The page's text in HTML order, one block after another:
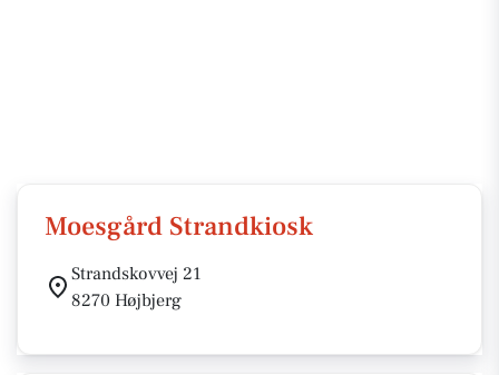
Moesgård Strandkiosk
Strandskovvej 21
8270 Højbjerg